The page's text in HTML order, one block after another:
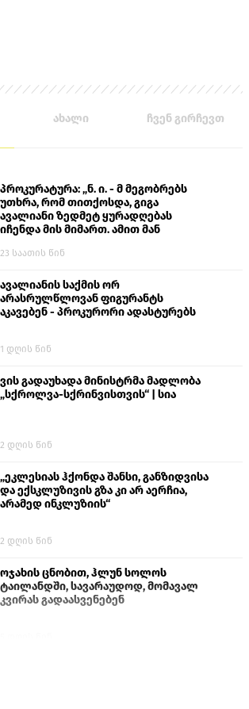
ახალი ჩვენ გირჩევთ
პროკურატურა: „ნ. ი. - მ მეგობრებს
უთხრა, რომ თითქოსდა, გიგა
ავალიანი ზედმეტ ყურადღებას
იჩენდა მის მიმართ. ამით მან
თავს დასხმოდა გიგა ავალიანს“
23 საათის წინ
ავალიანის საქმის ორ
არასრულწლოვან ფიგურანტს
აკავებენ - პროკურორი ადასტურებს
1 დღის წინ
ვის გადაუხადა მინისტრმა მადლობა
„სქროლვა-სქრინვისთვის“ | სია
2 დღის წინ
„ეკლესიას ჰქონდა შანსი, განზიდვისა
და ექსკლუზივის გზა კი არ აერჩია,
არამედ ინკლუზიის“
2 დღის წინ
ოჯახის ცნობით, ჰლუნ სოლოს
ტაილანდში, სავარაუდოდ, მომავალ
კვირას გადაასვენებენ